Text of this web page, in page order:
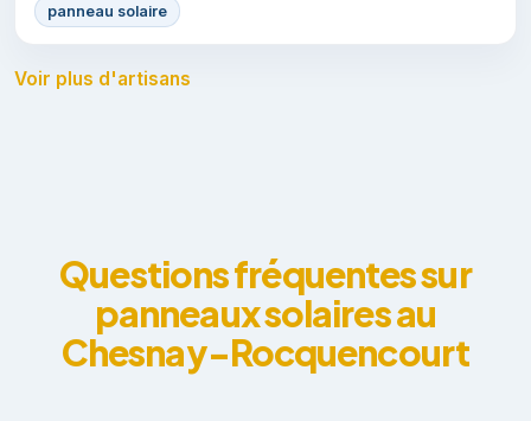
panneau solaire
Voir plus d'artisans
Questions fréquentes sur
panneaux solaires au
Chesnay-Rocquencourt